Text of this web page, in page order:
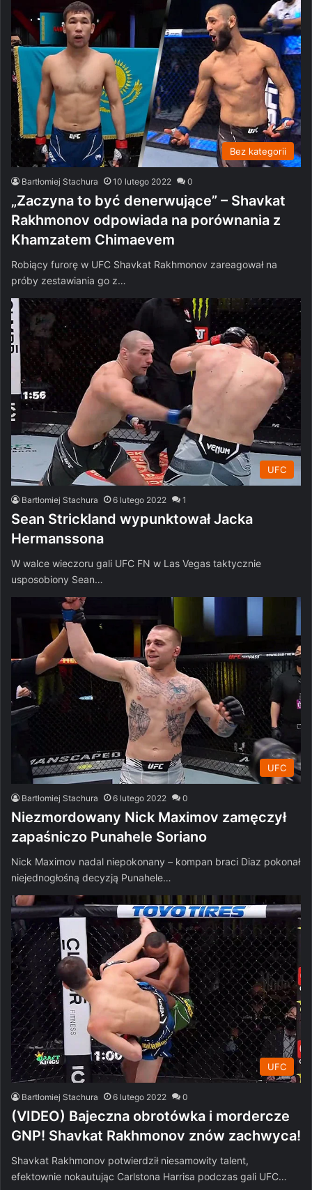
Bez kategorii
Bartłomiej Stachura 10 lutego 2022 0
„Zaczyna to być denerwujące” – Shavkat
Rakhmonov odpowiada na porównania z
Khamzatem Chimaevem
Robiący furorę w UFC Shavkat Rakhmonov zareagował na
próby zestawiania go z…
UFC
Bartłomiej Stachura 6 lutego 2022 1
Sean Strickland wypunktował Jacka
Hermanssona
W walce wieczoru gali UFC FN w Las Vegas taktycznie
usposobiony Sean…
UFC
Bartłomiej Stachura 6 lutego 2022 0
Niezmordowany Nick Maximov zamęczył
zapaśniczo Punahele Soriano
Nick Maximov nadal niepokonany – kompan braci Diaz pokonał
niejednogłośną decyzją Punahele…
UFC
Bartłomiej Stachura 6 lutego 2022 0
(VIDEO) Bajeczna obrotówka i mordercze
GNP! Shavkat Rakhmonov znów zachwyca!
Shavkat Rakhmonov potwierdził niesamowity talent,
efektownie nokautując Carlstona Harrisa podczas gali UFC…